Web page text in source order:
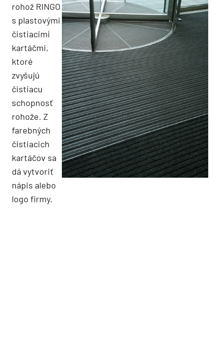
rohož RINGO
s plastovými
čistiacimi
kartáčmi,
ktoré
zvyšujú
čistiacu
schopnosť
rohože. Z
farebných
čistiacich
kartáčov sa
dá vytvoriť
nápis alebo
logo firmy.